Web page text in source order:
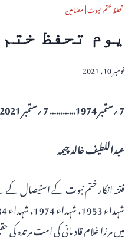
تحفظ ختم نبوت|مضامین
یوم تحفظ
نومبر 10, 2021
7 ؍ستمبر 1974………… 7 ؍ستمبر 2021ء
عبداللطیف خالد چیمہ
فتنہ انکار ختم نبوت کے استیصال